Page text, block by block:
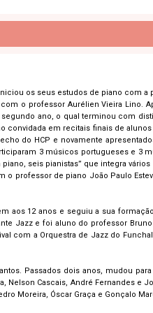
os seus estudos de piano com a
o professor Aurélien Vieira Lino.
ano, o qual terminou com
em recitais finais de alunos
do HCP e novamente
3 músicos portugueses e 3
seis pianistas” que integra
professor de piano João Paulo
aos 12 anos e seguiu a sua
Jazz e foi aluno do professor
com a Orquestra de Jazz do
Passados dois anos, mudou
Cascais, André Fernandes e
Moreira, Óscar Graça e Gonçalo